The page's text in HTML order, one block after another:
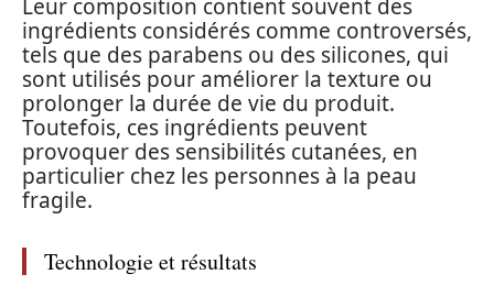
Leur composition contient souvent des
ingrédients considérés comme controversés,
tels que des parabens ou des silicones, qui
sont utilisés pour améliorer la texture ou
prolonger la durée de vie du produit.
Toutefois, ces ingrédients peuvent
provoquer des sensibilités cutanées, en
particulier chez les personnes à la peau
fragile.
Technologie et résultats